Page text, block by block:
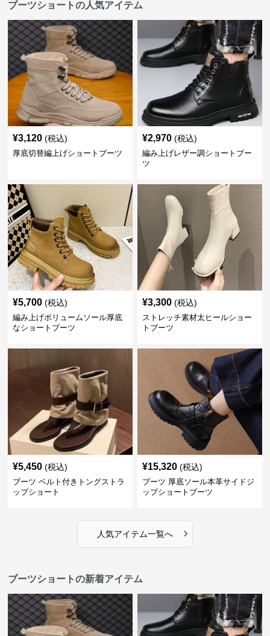
ブーツショートの人気アイテム
¥3,120 (税込)
厚底切替編上げショートブーツ
¥2,970 (税込)
編み上げレザー調ショートブー
ツ
¥5,700 (税込)
編み上げボリュームソール厚底
なショートブーツ
¥3,300 (税込)
ストレッチ素材太ヒールショー
トブーツ
¥5,450 (税込)
ブーツ ベルト付きトングストラ
ップショート
¥15,320 (税込)
ブーツ 厚底ソール本革サイドジ
ップショートブーツ
人気アイテム一覧へ ›
ブーツショートの新着アイテム